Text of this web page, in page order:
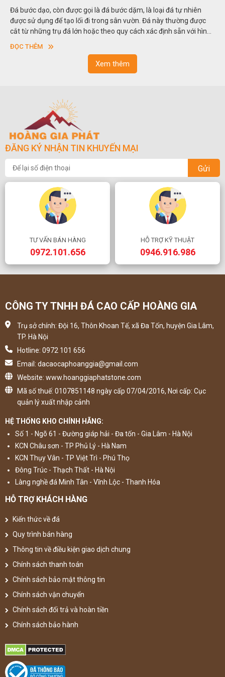
Hòn non bộ được biết đến là một nghệ thuật xây dựng, sắp đặt,
thu nhỏ, đưa mô hình những ngọn núi to lớn ngoài tự nhiên vào
trong các vườn cảnh. Hay nói một cách khác, người ta gọi là “giả
sơn”. Nghệ thuật hòn non bộ nhằm phục vụ cho mục đích thưởng
ngoạn và phong thủy trong cuộc sống.
ĐỌC THÊM
Xem thêm
ĐĂNG KÝ NHẬN TIN KHUYẾN MẠI
Gửi
TƯ VẤN BÁN HÀNG
0972.101.656
HỖ TRỢ KỸ THUẬT
0946.916.986
CÔNG TY TNHH ĐÁ CAO CẤP HOÀNG GIA
Trụ sở chính: Đội 16, Thôn Khoan Tế, xã Đa Tốn, huyện Gia Lâm,
TP. Hà Nội
Hotline: 0972 101 656
Email: dacaocaphoanggia@gmail.com
Website: www.hoanggiaphatstone.com
Mã số thuế: 0107851148 ngày cấp 07/04/2016, Nơi cấp: Cục
quản lý xuất nhập cảnh
HỆ THỐNG KHO CHÍNH HÃNG:
Số 1 - Ngõ 61 - Đường giáp hải - Đa tốn - Gia Lâm - Hà Nội
KCN Châu sơn - TP Phủ Lý - Hà Nam
KCN Thụy Vân - TP Việt Trì - Phú Thọ
Đông Trúc - Thạch Thất - Hà Nội
Làng nghề đá Minh Tân - Vĩnh Lộc - Thanh Hóa
HỖ TRỢ KHÁCH HÀNG
Kiến thức về đá
Quy trình bán hàng
Thông tin về điều kiện giao dịch chung
Chính sách thanh toán
Chính sách bảo mật thông tin
Chính sách vận chuyển
Chính sách đổi trả và hoàn tiền
Chính sách bảo hành